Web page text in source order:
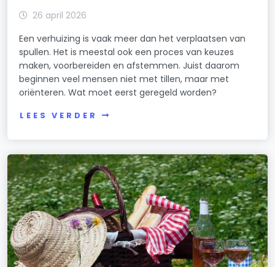
26 april 2026
Een verhuizing is vaak meer dan het verplaatsen van
spullen. Het is meestal ook een proces van keuzes
maken, voorbereiden en afstemmen. Juist daarom
beginnen veel mensen niet met tillen, maar met
oriënteren. Wat moet eerst geregeld worden?
LEES VERDER